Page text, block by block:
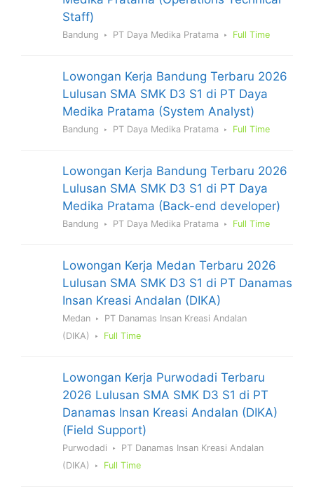
Staff)
Bandung PT Daya Medika Pratama Full Time
Lowongan Kerja Bandung Terbaru 2026
Lulusan SMA SMK D3 S1 di PT Daya
Medika Pratama (System Analyst)
Bandung PT Daya Medika Pratama Full Time
Lowongan Kerja Bandung Terbaru 2026
Lulusan SMA SMK D3 S1 di PT Daya
Medika Pratama (Back-end developer)
Bandung PT Daya Medika Pratama Full Time
Lowongan Kerja Medan Terbaru 2026
Lulusan SMA SMK D3 S1 di PT Danamas
Insan Kreasi Andalan (DIKA)
Medan
PT Danamas Insan Kreasi Andalan
(DIKA)
Full Time
Lowongan Kerja Purwodadi Terbaru
2026 Lulusan SMA SMK D3 S1 di PT
Danamas Insan Kreasi Andalan (DIKA)
(Field Support)
Purwodadi
PT Danamas Insan Kreasi Andalan
(DIKA)
Full Time